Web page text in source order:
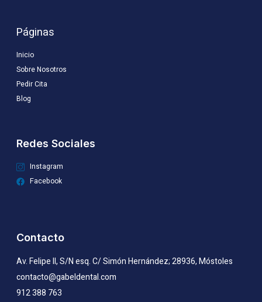
Páginas
Inicio
Sobre Nosotros
Pedir Cita
Blog
Redes Sociales
Instagram
Facebook
Contacto
Av. Felipe II, S/N esq. C/ Simón Hernández; 28936, Móstoles
contacto@gabeldental.com
912 388 763